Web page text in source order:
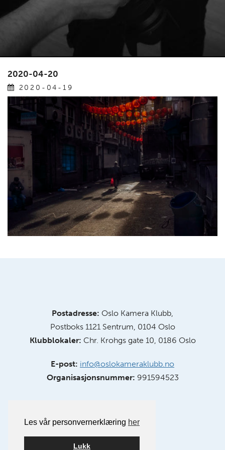
Les vår personvernerklæring her
Lukk
2020-04-20
2020-04-19
Postadresse: Oslo Kamera Klubb,
Postboks 1121 Sentrum, 0104 Oslo
Klubblokaler: Chr. Krohgs gate 10, 0186 Oslo
E-post: info@oslokameraklubb.no
Organisasjonsnummer: 991594523